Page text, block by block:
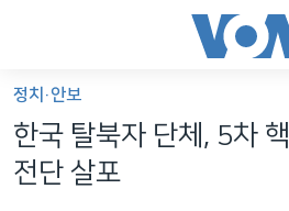
가
능
링세계
정치·안보
한국 탈북자 단체, 5차
전단 살포